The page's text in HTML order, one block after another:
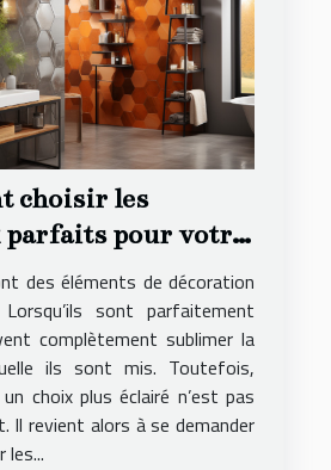
choisir les
parfaits pour votre
?
des éléments de décoration
Lorsqu’ils sont parfaitement
complètement sublimer la
ils sont mis. Toutefois,
choix plus éclairé n’est pas
Il revient alors à se demander
les...